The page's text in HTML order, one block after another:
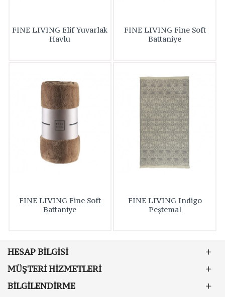
FINE LIVING Elif Yuvarlak
Havlu
FINE LIVING Fine Soft
Battaniye
FINE LIVING Fine Soft
Battaniye
FINE LIVING Indigo
Peştemal
HESAP BILGISI
MÜŞTERI HIZMETLERI
BILGILENDIRME